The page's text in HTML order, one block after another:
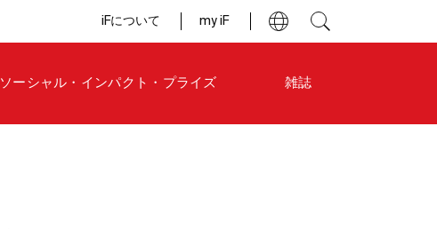
iFについて my iF
ソーシャル・インパクト・プライズ 雑誌